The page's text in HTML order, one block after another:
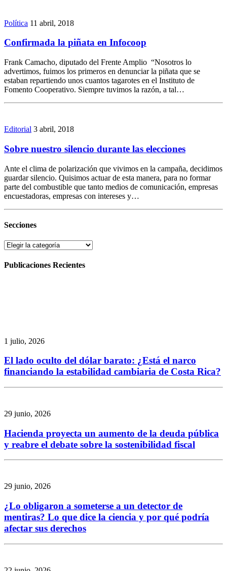
Política 11 abril, 2018
Confirmada la piñata en Infocoop
Frank Camacho, diputado del Frente Amplio “Nosotros lo
advertimos, fuimos los primeros en denunciar la piñata que se
estaban repartiendo unos cuantos tagarotes en el Instituto de
Fomento Cooperativo. Siempre tuvimos la razón, a tal…
Editorial 3 abril, 2018
Sobre nuestro silencio durante las elecciones
Ante el clima de polarización que vivimos en la campaña, decidimos
guardar silencio. Quisimos actuar de esta manera, para no formar
parte del combustible que tanto medios de comunicación, empresas
encuestadoras, empresas con intereses y…
Secciones
Secciones
Publicaciones Recientes
1 julio, 2026
El lado oculto del dólar barato: ¿Está el narco
financiando la estabilidad cambiaria de Costa Rica?
29 junio, 2026
Hacienda proyecta un aumento de la deuda pública
y reabre el debate sobre la sostenibilidad fiscal
29 junio, 2026
¿Lo obligaron a someterse a un detector de
mentiras? Lo que dice la ciencia y por qué podría
afectar sus derechos